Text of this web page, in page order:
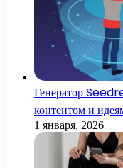
Генератор
контентом и
1 января, 2026